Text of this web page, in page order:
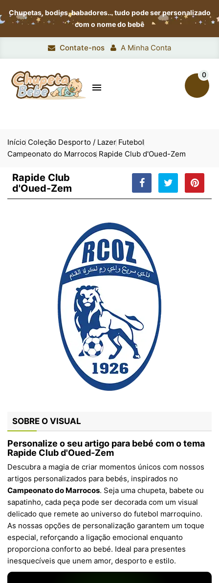
Chupetas, bodies, babadores…tudo pode ser personalizado
com o nome do bebê
Contate-nos A Minha Conta

0
Início Coleção Desporto / Lazer Futebol
Campeonato do Marrocos Rapide Club d'Oued-Zem
Rapide Club
d'Oued-Zem
SOBRE O VISUAL
Personalize o seu artigo para bebé com o tema
Rapide Club d'Oued-Zem
Descubra a magia de criar momentos únicos com nossos
artigos personalizados para bebés, inspirados no
Campeonato do Marrocos. Seja uma chupeta, babete ou
sapatinho, cada peça pode ser decorada com um visual
delicado que remete ao universo do futebol marroquino.
As nossas opções de personalização garantem um toque
especial, reforçando a ligação emocional enquanto
proporciona conforto ao bebé. Ideal para presentes
inesquecíveis que unem amor, desporto e estilo.